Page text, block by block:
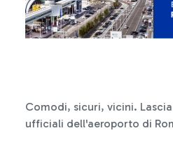
Comodi, sicuri, vicini.
ufficiali dell'aeroporto di